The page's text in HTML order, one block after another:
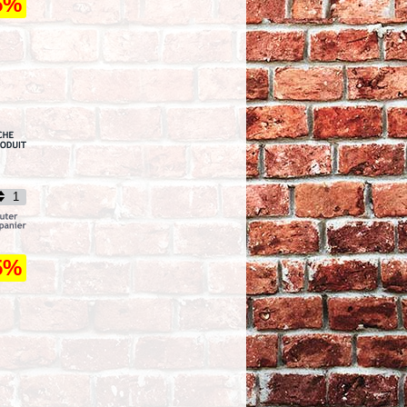
TOURING 89/96 -
MUSTANG SPORT
666,03
114,22
PRINCIPAUX - MAIN
MARQUE : EBC - EBC Mikuni
main jet kit - SJK36
John Doe XTM© hoodie women
WNDSCRN-MERC CBR1000RR 04-